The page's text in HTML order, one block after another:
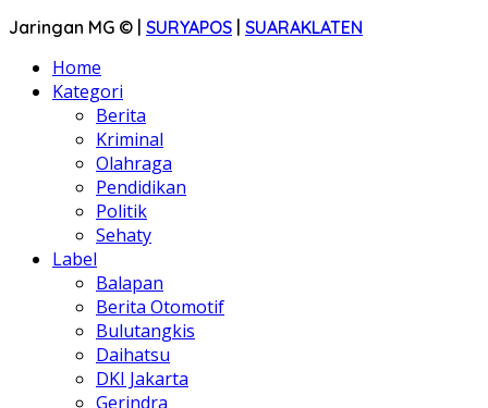
Jaringan MG © | SURYAPOS | SUARAKLATEN
Home
Kategori
Berita
Kriminal
Olahraga
Pendidikan
Politik
Sehaty
Label
Balapan
Berita Otomotif
Bulutangkis
Daihatsu
DKI Jakarta
Gerindra